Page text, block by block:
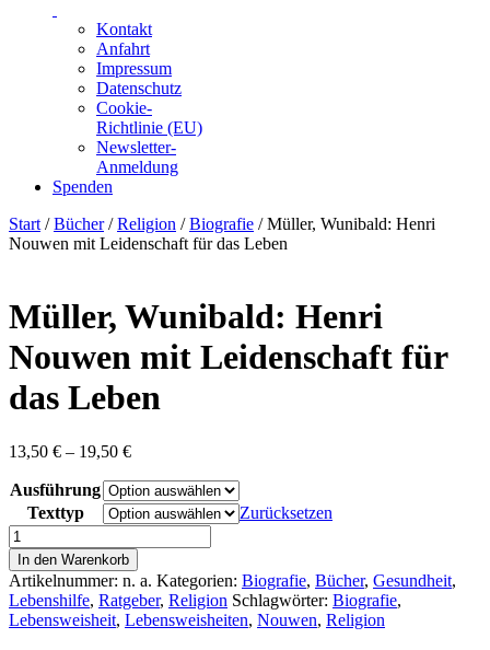
Kontakt
Anfahrt
Impressum
Datenschutz
Cookie-
Richtlinie (EU)
Newsletter-
Anmeldung
Spenden
Skip
to
Start /Bücher/Religion /Biografie / Müller, Wunibald: Henri
Nouwen mit Leidenschaft für das Leben
Müller, Wunibald: Henri
Nouwen mit Leidenschaft für
das Leben
13,50 € – 19,50 €Preisspanne:
bis
19,50 €
Ausführung
Texttyp
Zurücksetzen
Müller,
Wunibald:
Henri
Nouwen
mit
Leidenschaft
In den Warenkorb
Artikelnummer: n. a. Kategorien: Biografie, Bücher, Gesundheit,
Lebenshilfe, Ratgeber, Religion Schlagwörter: Biografie,
Lebensweisheit, Lebensweisheiten, Nouwen, Religion